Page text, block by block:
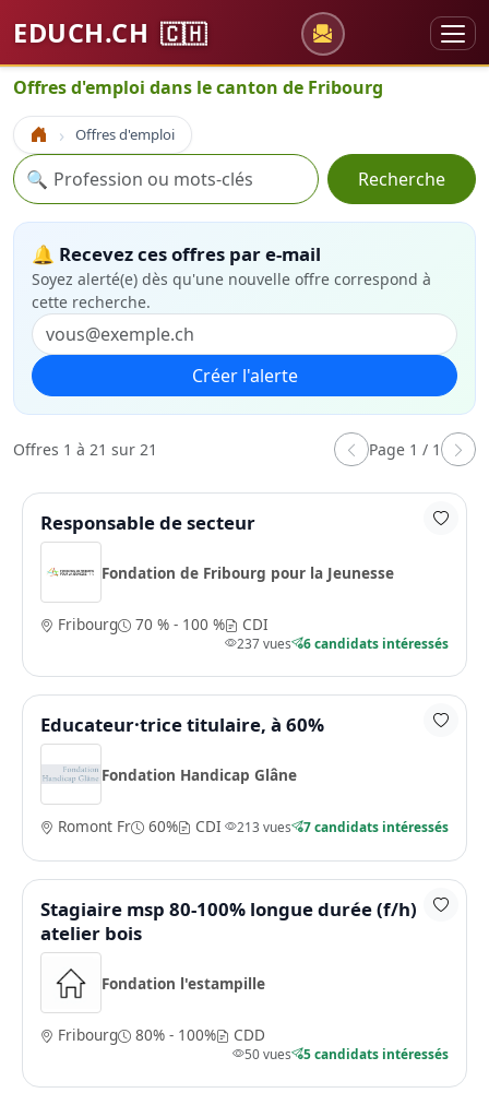
EDUCH.CH 🇨🇭
Offres d'emploi dans le canton de Fribourg
Accueil Offres d'emploi
Recherche
🔍 Recherche
🔔 Recevez ces offres par e-mail
Soyez alerté(e) dès qu'une nouvelle offre correspond à
cette recherche.
Créer l'alerte
Offres 1 à 21 sur 21 Page 1 / 1
Responsable de secteur
Fondation de Fribourg pour la Jeunesse
Fribourg 70 % - 100 % CDI
237 vues 6 candidats intéressés
Educateur·trice titulaire, à 60%
Fondation Handicap Glâne
Romont Fr 60% CDI 213 vues 7 candidats intéressés
Stagiaire msp 80-100% longue durée (f/h)
atelier bois
Fondation l'estampille
Fribourg 80% - 100% CDD
50 vues 5 candidats intéressés